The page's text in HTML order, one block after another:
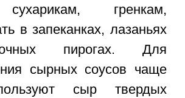
гренкам,
в запеканках, лазаньях
пирогах. Для
сырных соусов чаще
сыр твердых